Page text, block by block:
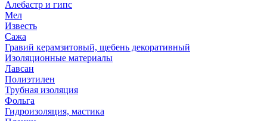
Алебастр и гипс
Мел
Известь
Сажа
Гравий керамзитовый, щебень декоративный
Изоляционные материалы
Лавсан
Полиэтилен
Трубная изоляция
Фольга
Гидроизоляция, мастика